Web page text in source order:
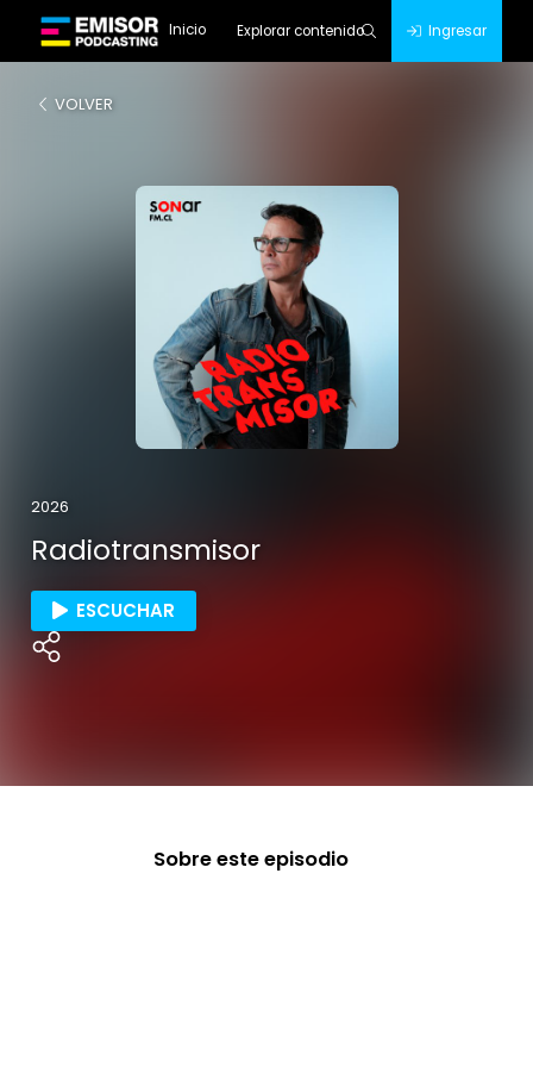
Inicio Explorar contenido Ingresar
VOLVER
2026
Radiotransmisor
ESCUCHAR
Sobre este episodio